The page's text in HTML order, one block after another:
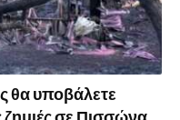
θα υποβάλετε